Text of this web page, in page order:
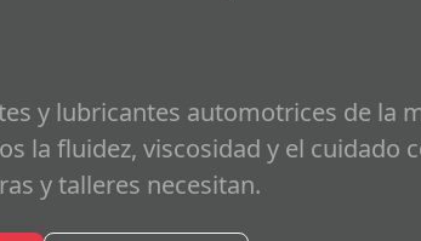
y lubricantes automotrices de la
la fluidez, viscosidad y el cuidado
y talleres necesitan.